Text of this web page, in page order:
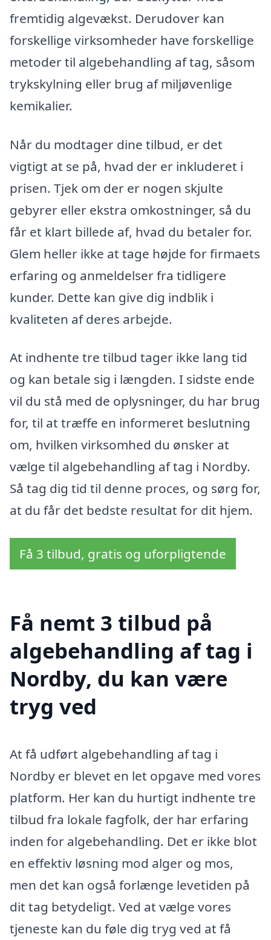
fremtidig algevækst. Derudover kan
forskellige virksomheder have forskellige
metoder til algebehandling af tag, såsom
trykskylning eller brug af miljøvenlige
kemikalier.
Når du modtager dine tilbud, er det
vigtigt at se på, hvad der er inkluderet i
prisen. Tjek om der er nogen skjulte
gebyrer eller ekstra omkostninger, så du
får et klart billede af, hvad du betaler for.
Glem heller ikke at tage højde for firmaets
erfaring og anmeldelser fra tidligere
kunder. Dette kan give dig indblik i
kvaliteten af deres arbejde.
At indhente tre tilbud tager ikke lang tid
og kan betale sig i længden. I sidste ende
vil du stå med de oplysninger, du har brug
for, til at træffe en informeret beslutning
om, hvilken virksomhed du ønsker at
vælge til algebehandling af tag i Nordby.
Så tag dig tid til denne proces, og sørg for,
at du får det bedste resultat for dit hjem.
Få 3 tilbud, gratis og uforpligtende
Få nemt 3 tilbud på
algebehandling af tag i
Nordby, du kan være
tryg ved
At få udført algebehandling af tag i
Nordby er blevet en let opgave med vores
platform. Her kan du hurtigt indhente tre
tilbud fra lokale fagfolk, der har erfaring
inden for algebehandling. Det er ikke blot
en effektiv løsning mod alger og mos,
men det kan også forlænge levetiden på
dit tag betydeligt. Ved at vælge vores
tjeneste kan du føle dig tryg ved at få